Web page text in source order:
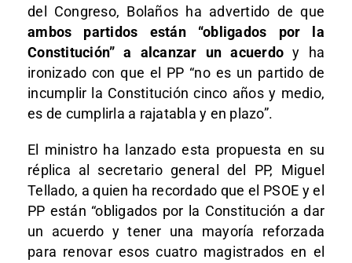
del Congreso, Bolaños ha advertido de que
ambos partidos están “obligados por la
Constitución” a alcanzar un acuerdo y ha
ironizado con que el PP “no es un partido de
incumplir la Constitución cinco años y medio,
es de cumplirla a rajatabla y en plazo”.
El ministro ha lanzado esta propuesta en su
réplica al secretario general del PP, Miguel
Tellado, a quien ha recordado que el PSOE y el
PP están “obligados por la Constitución a dar
un acuerdo y tener una mayoría reforzada
para renovar esos cuatro magistrados en el